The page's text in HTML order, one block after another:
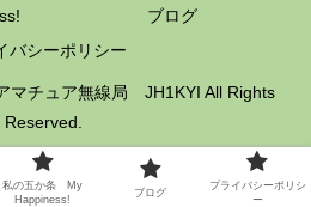
ブログ
バシーポリシー
マチュア無線局 JH1KYI All Rights
Reserved.
私の五か条 My
Happiness!
ブログ
プライバシーポリシ
ー